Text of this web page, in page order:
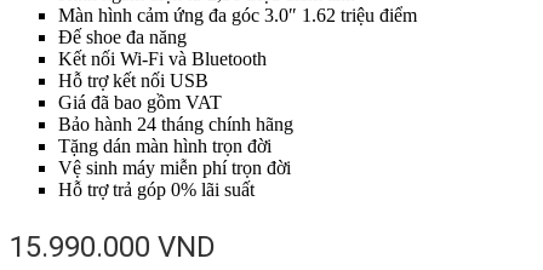
Màn hình cảm ứng đa góc 3.0″ 1.62 triệu điểm
Đế shoe đa năng
Kết nối Wi-Fi và Bluetooth
Hỗ trợ kết nối USB
Giá đã bao gồm VAT
Bảo hành 24 tháng chính hãng
Tặng dán màn hình trọn đời
Vệ sinh máy miễn phí trọn đời
Hỗ trợ trả góp 0% lãi suất
15.990.000 VND